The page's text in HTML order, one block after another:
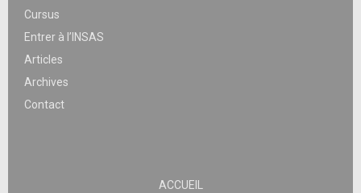
Cursus
Entrer à l’INSAS
Articles
Archives
Contact
ACCUEIL